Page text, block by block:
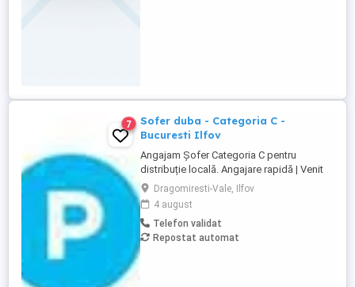
7
Sofer duba - Categoria C -
Bucuresti Ilfov
Angajam Șofer Categoria C pentru
distribuție locală. Angajare rapidă | Venit
stabil | Curse locale | Program predictibil
Contract de muncă pe perioadă
nedeterminată Locație depozit:
Dragomirești Vale, Str. Virginia nr. 2,
Ilfov(pe Autostrada A1 km 13, lângă
Dragomiresti-Vale, Ilfov
4 august
Telefon validat
Repostat automat